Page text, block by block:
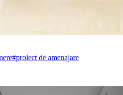
#proiect de amenajare